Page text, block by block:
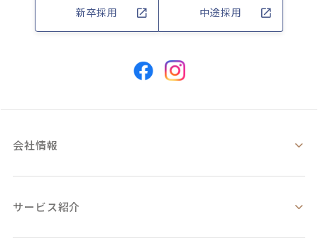
新卒採用 中途採用
会社情報
サービス紹介